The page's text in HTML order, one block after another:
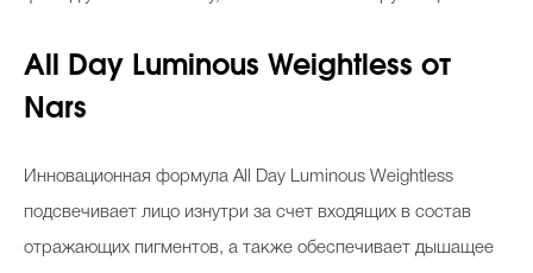
All Day Luminous Weightless от
Nars
Инновационная формула All Day Luminous Weightless
подсвечивает лицо изнутри за счет входящих в состав
отражающих пигментов, а также обеспечивает дышащее